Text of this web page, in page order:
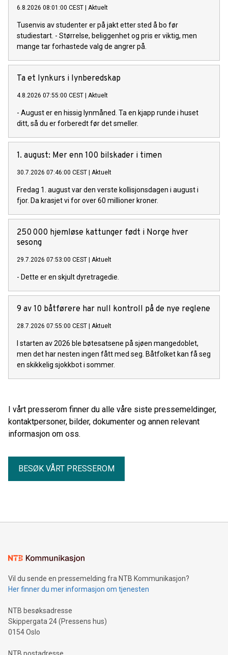
6.8.2026 08:01:00 CEST Aktuelt
Tusenvis av studenter er på jakt etter sted å bo før
studiestart. - Størrelse, beliggenhet og pris er viktig, men
mange tar forhastede valg de angrer på.
Ta et lynkurs i lynberedskap
4.8.2026 07:55:00 CEST Aktuelt
- August er en hissig lynmåned. Ta en kjapp runde i huset
ditt, så du er forberedt før det smeller.
1. august: Mer enn 100 bilskader i timen
30.7.2026 07:46:00 CEST Aktuelt
Fredag 1. august var den verste kollisjonsdagen i august i
fjor. Da krasjet vi for over 60 millioner kroner.
250 000 hjemløse kattunger født i Norge hver
sesong
29.7.2026 07:53:00 CEST Aktuelt
- Dette er en skjult dyretragedie.
9 av 10 båtførere har null kontroll på de nye reglene
28.7.2026 07:55:00 CEST Aktuelt
I starten av 2026 ble bøtesatsene på sjøen mangedoblet,
men det har nesten ingen fått med seg. Båtfolket kan få seg
en skikkelig sjokkbot i sommer.
I vårt presserom finner du alle våre siste pressemeldinger,
kontaktpersoner, bilder, dokumenter og annen relevant
informasjon om oss.
BESØK VÅRT PRESSEROM
Vil du sende en pressemelding fra NTB Kommunikasjon?
Her finner du mer informasjon om tjenesten
NTB besøksadresse
Skippergata 24 (Pressens hus)
0154 Oslo